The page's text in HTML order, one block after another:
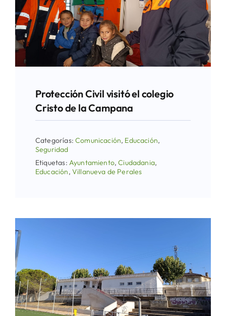
Protección Civil visitó el colegio
Cristo de la Campana
Categorías:Comunicación, Educación,
Seguridad
Etiquetas: Ayuntamiento,Ciudadania,
Educación, Villanueva de Perales